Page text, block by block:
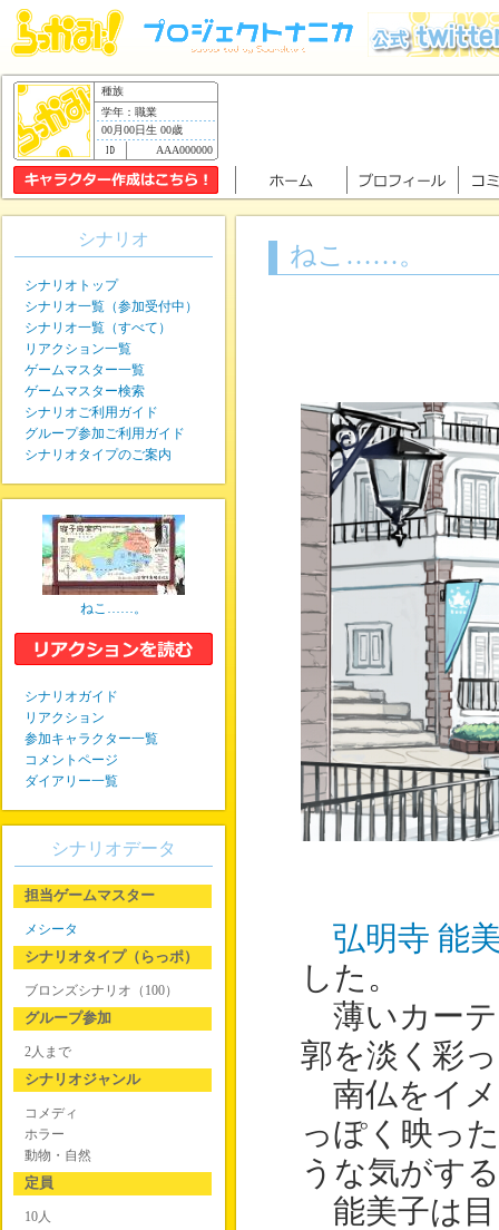
種族
学年：職業
00月00日生 00歳
AAA000000
ねこ……。
弘明寺 能
した。
薄いカーテ
郭を淡く彩
南仏をイメ
っぽく映っ
うな気がす
能美子は目
シナリオ
シナリオトップ
シナリオ一覧（参加受付中）
シナリオ一覧（すべて）
リアクション一覧
ゲームマスター一覧
ゲームマスター検索
シナリオご利用ガイド
グループ参加ご利用ガイド
シナリオタイプのご案内
ねこ……。
シナリオガイド
リアクション
参加キャラクター一覧
コメントページ
ダイアリー一覧
シナリオデータ
担当ゲームマスター
メシータ
シナリオタイプ（らっポ）
ブロンズシナリオ（100）
グループ参加
2人まで
シナリオジャンル
コメディ
ホラー
動物・自然
定員
10人